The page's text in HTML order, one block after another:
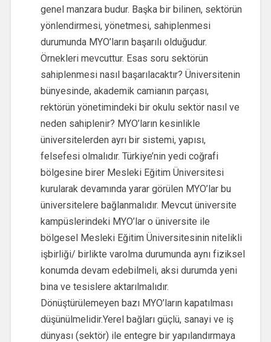
genel manzara budur. Başka bir bilinen, sektörün
yönlendirmesi, yönetmesi, sahiplenmesi
durumunda MYO’ların başarılı olduğudur.
Örnekleri mevcuttur. Esas soru sektörün
sahiplenmesi nasıl başarılacaktır? Üniversitenin
bünyesinde, akademik camianın parçası,
rektörün yönetimindeki bir okulu sektör nasıl ve
neden sahiplenir? MYO’ların kesinlikle
üniversitelerden ayrı bir sistemi, yapısı,
felsefesi olmalıdır. Türkiye’nin yedi coğrafi
bölgesine birer Mesleki Eğitim Üniversitesi
kurularak devamında yarar görülen MYO’lar bu
üniversitelere bağlanmalıdır. Mevcut üniversite
kampüslerindeki MYO’lar o üniversite ile
bölgesel Mesleki Eğitim Üniversitesinin nitelikli
işbirliği/ birlikte varolma durumunda aynı fiziksel
konumda devam edebilmeli, aksi durumda yeni
bina ve tesislere aktarılmalıdır.
Dönüştürülemeyen bazı MYO’ların kapatılması
düşünülmelidir.Yerel bağları güçlü, sanayi ve iş
dünyası (sektör) ile entegre bir yapılandırmaya